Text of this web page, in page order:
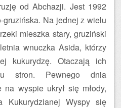
od Abchazji. Jest 1992
gruzińska. Na jednej z wielu
mieszka stary, gruziński
wnuczka Asida, którzy
kukurydzę. Otaczają ich
stron. Pewnego dnia
wyspie ukrył się młody,
Kukurydzianej Wyspy się